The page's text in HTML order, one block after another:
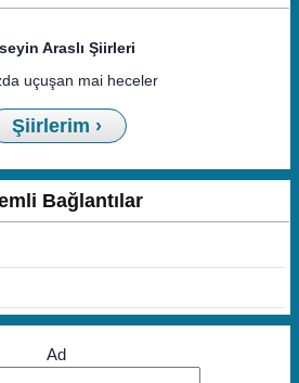
Araslı Şiirleri
uçuşan mai heceler
Şiirlerim ›
Bağlantılar
Ad